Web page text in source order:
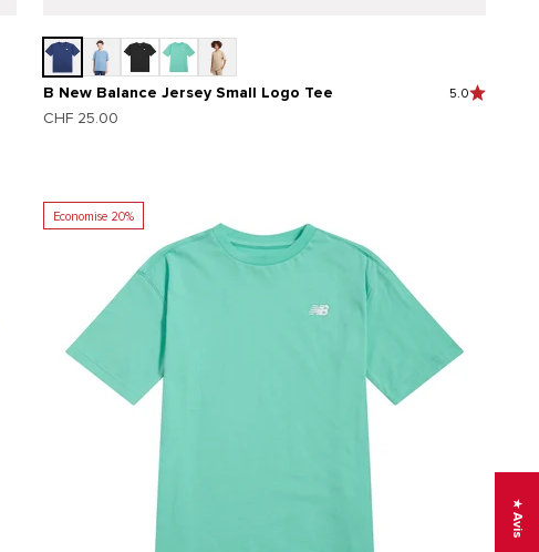
B New Balance Jersey Small Logo Tee 5.0
Prix de vente
CHF 25.00
Economise 20%
★ Avis